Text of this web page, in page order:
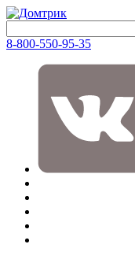
8-800-550-95-35